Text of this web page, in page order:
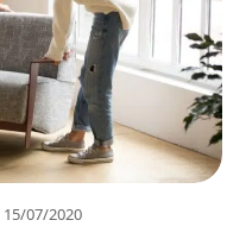
15/07/2020